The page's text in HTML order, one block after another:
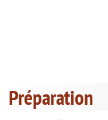
Préparation